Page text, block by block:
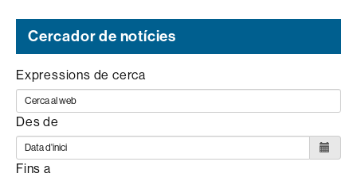
Cercador de notícies
Expressions de cerca
Des de
Fins a